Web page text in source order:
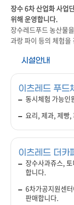
장수 6차 산업화 사업
위해 운영합니다.
장수레드푸드 농산물
과랑 파이 등의 체험을
시설안내
이츠레드 푸드
동시체험 가능
요리, 제과, 제빵,
이츠레드 더카
장수사과쥬스,
합니다.
6차가공지원센
판매합니다.